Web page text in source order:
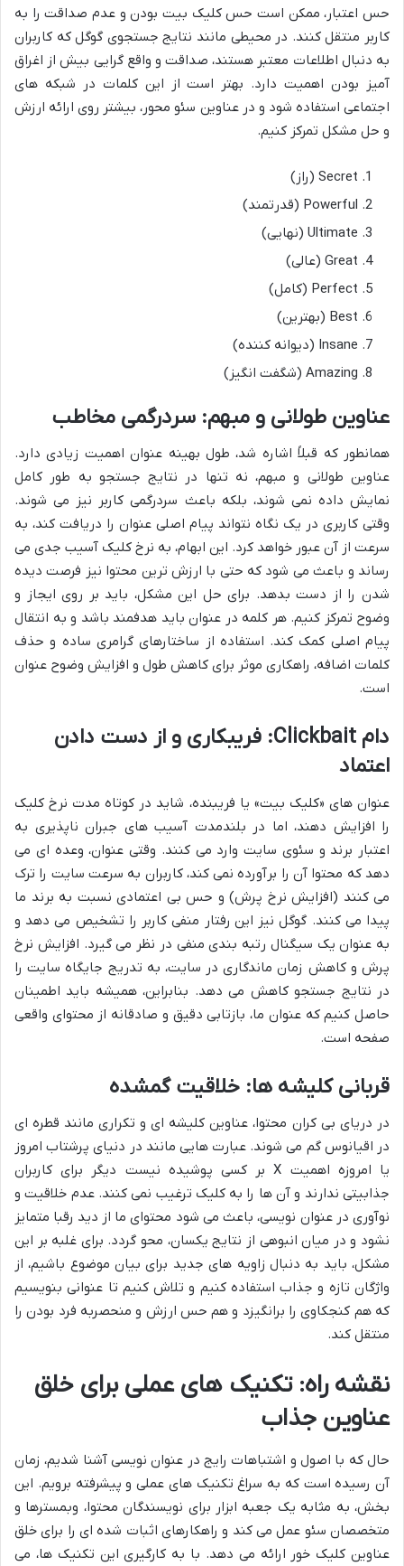
حس اعتبار، ممکن است حس کلیک بیت بودن و عدم صداقت را به
کاربر منتقل کنند. در محیطی مانند نتایج جستجوی گوگل که کاربران
به دنبال اطلاعات معتبر هستند، صداقت و واقع گرایی بیش از اغراق
آمیز بودن اهمیت دارد. بهتر است از این کلمات در شبکه های
اجتماعی استفاده شود و در عناوین سئو محور، بیشتر روی ارائه ارزش
و حل مشکل تمرکز کنیم.
Secret (راز)
Powerful (قدرتمند)
Ultimate (نهایی)
Great (عالی)
Perfect (کامل)
Best (بهترین)
Insane (دیوانه کننده)
Amazing (شگفت انگیز)
عناوین طولانی و مبهم: سردرگمی مخاطب
همانطور که قبلاً اشاره شد، طول بهینه عنوان اهمیت زیادی دارد.
عناوین طولانی و مبهم، نه تنها در نتایج جستجو به طور کامل
نمایش داده نمی شوند، بلکه باعث سردرگمی کاربر نیز می شوند.
وقتی کاربری در یک نگاه نتواند پیام اصلی عنوان را دریافت کند، به
سرعت از آن عبور خواهد کرد. این ابهام، به نرخ کلیک آسیب جدی می
رساند و باعث می شود که حتی با ارزش ترین محتوا نیز فرصت دیده
شدن را از دست بدهد. برای حل این مشکل، باید بر روی ایجاز و
وضوح تمرکز کنیم. هر کلمه در عنوان باید هدفمند باشد و به انتقال
پیام اصلی کمک کند. استفاده از ساختارهای گرامری ساده و حذف
کلمات اضافه، راهکاری موثر برای کاهش طول و افزایش وضوح عنوان
است.
دام Clickbait: فریبکاری و از دست دادن
اعتماد
عنوان های «کلیک بیت» یا فریبنده، شاید در کوتاه مدت نرخ کلیک
را افزایش دهند، اما در بلندمدت آسیب های جبران ناپذیری به
اعتبار برند و سئوی سایت وارد می کنند. وقتی عنوان، وعده ای می
دهد که محتوا آن را برآورده نمی کند، کاربران به سرعت سایت را ترک
می کنند (افزایش نرخ پرش) و حس بی اعتمادی نسبت به برند ما
پیدا می کنند. گوگل نیز این رفتار منفی کاربر را تشخیص می دهد و
به عنوان یک سیگنال رتبه بندی منفی در نظر می گیرد. افزایش نرخ
پرش و کاهش زمان ماندگاری در سایت، به تدریج جایگاه سایت را
در نتایج جستجو کاهش می دهد. بنابراین، همیشه باید اطمینان
حاصل کنیم که عنوان ما، بازتابی دقیق و صادقانه از محتوای واقعی
صفحه است.
قربانی کلیشه ها: خلاقیت گمشده
در دریای بی کران محتوا، عناوین کلیشه ای و تکراری مانند قطره ای
در اقیانوس گم می شوند. عبارت هایی مانند در دنیای پرشتاب امروز
یا امروزه اهمیت X بر کسی پوشیده نیست دیگر برای کاربران
جذابیتی ندارند و آن ها را به کلیک ترغیب نمی کنند. عدم خلاقیت و
نوآوری در عنوان نویسی، باعث می شود محتوای ما از دید رقبا متمایز
نشود و در میان انبوهی از نتایج یکسان، محو گردد. برای غلبه بر این
مشکل، باید به دنبال زاویه های جدید برای بیان موضوع باشیم، از
واژگان تازه و جذاب استفاده کنیم و تلاش کنیم تا عنوانی بنویسیم
که هم کنجکاوی را برانگیزد و هم حس ارزش و منحصربه فرد بودن را
منتقل کند.
نقشه راه: تکنیک های عملی برای خلق
عناوین جذاب
حال که با اصول و اشتباهات رایج در عنوان نویسی آشنا شدیم، زمان
آن رسیده است که به سراغ تکنیک های عملی و پیشرفته برویم. این
بخش، به مثابه یک جعبه ابزار برای نویسندگان محتوا، وبمسترها و
متخصصان سئو عمل می کند و راهکارهای اثبات شده ای را برای خلق
عناوین کلیک خور ارائه می دهد. با به کارگیری این تکنیک ها، می